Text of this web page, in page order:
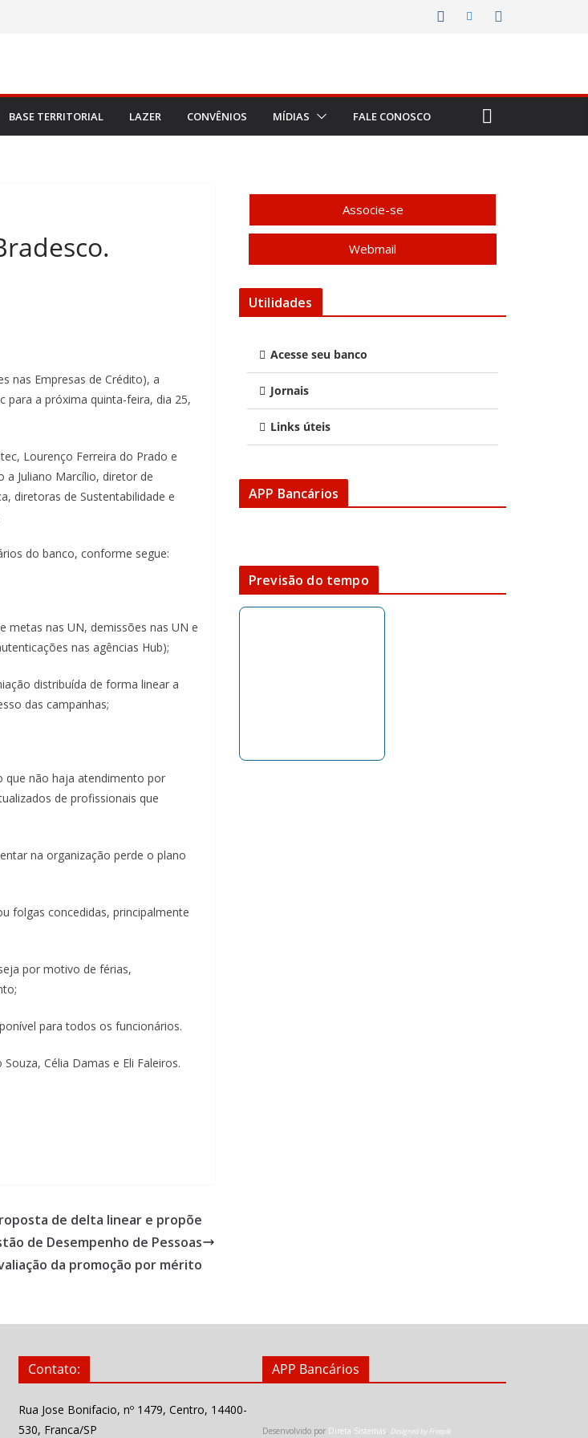
BASE TERRITORIAL LAZER CONVÊNIOS MÍDIAS FALE CONOSCO
nas Empresas de Crédito), a
para a próxima quinta-feira, dia 25,
Lourenço Ferreira do Prado e
a Juliano Marcílio, diretor de
diretoras de Sustentabilidade e
do banco, conforme segue:
metas nas UN, demissões nas UN e
nas agências Hub);
distribuída de forma linear a
das campanhas;
que não haja atendimento por
de profissionais que
na organização perde o plano
folgas concedidas, principalmente
por motivo de férias,
para todos os funcionários.
Célia Damas e Eli Faleiros.
de delta linear e propõe
de Desempenho de Pessoas
da promoção por mérito
Associe-se
Webmail
Utilidades
Acesse seu banco
Jornais
Links úteis
APP Bancários
Previsão do tempo
Contato:
Rua Jose Bonifacio, nº 1479, Centro, 14400-
530, Franca/SP
APP Bancários
Desenvolvido por Direta Sistemas. Designed by Freepik